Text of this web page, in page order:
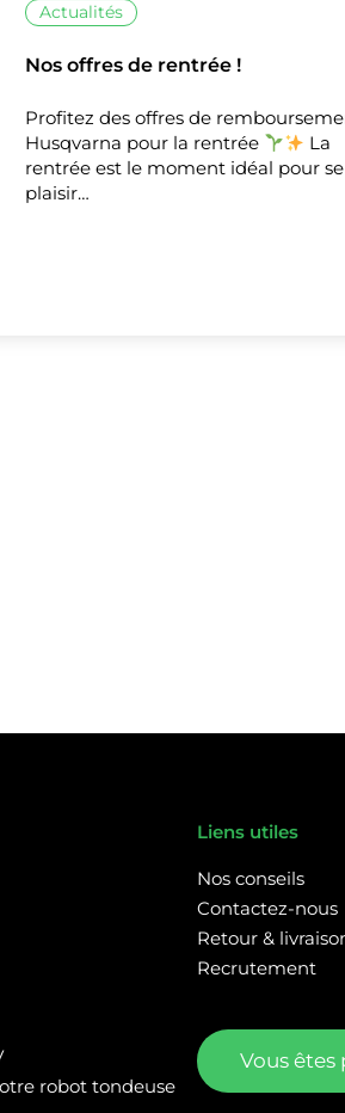
Actualités
Nos offres de rentrée !
Profitez des offres de
Husqvarna pour la rentrée
La
rentrée est le moment idéal pour
plaisir…
robot tondeuse
Liens utiles
Nos conseils
Contactez-nous
Retour &
Recrutement
Vous êtes